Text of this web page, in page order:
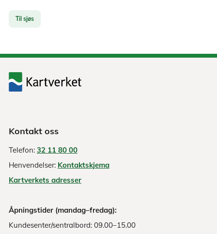
Til sjøs
Kontakt oss
Telefon: 32 11 80 00
Henvendelser: Kontaktskjema
Kartverkets adresser
Åpningstider (mandag–fredag):
Kundesenter/sentralbord: 09.00–15.00